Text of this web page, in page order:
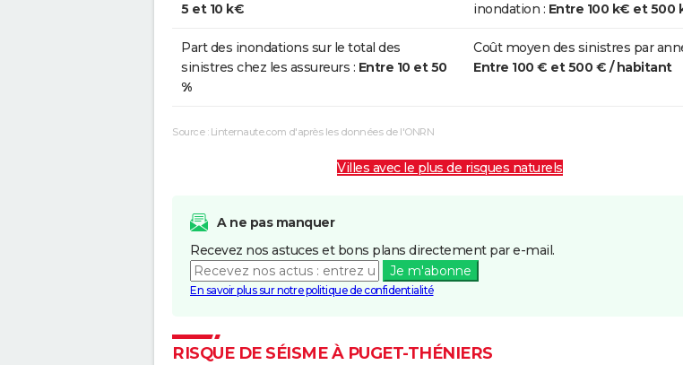
5 et 10 k€
inondation : Entre 100 k€ et 500
Part des inondations sur le total des
sinistres chez les assureurs : Entre 10 et 50
%
Coût moyen des sinistres par
Entre 100 € et 500 € / habitant
Source : Linternaute.com d'après les données de l'ONRN
Villes avec le plus de risques naturels
A ne pas manquer
Recevez nos astuces et bons plans directement par e-mail.
Je m'abonne
En savoir plus sur notre politique de confidentialité
RISQUE DE SÉISME À PUGET-THÉNIERS